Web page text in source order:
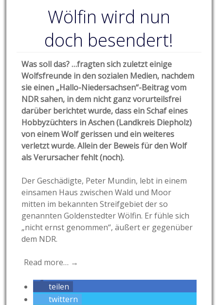
Wölfin wird nun
doch besendert!
Was soll das? …fragten sich zuletzt einige
Wolfsfreunde in den sozialen Medien, nachdem
sie einen „Hallo-Niedersachsen“-Beitrag vom
NDR sahen, in dem nicht ganz vorurteilsfrei
darüber berichtet wurde, dass ein Schaf eines
Hobbyzüchters in Aschen (Landkreis Diepholz)
von einem Wolf gerissen und ein weiteres
verletzt wurde. Allein der Beweis für den Wolf
als Verursacher fehlt (noch).
Der Geschädigte, Peter Mundin, lebt in einem
einsamen Haus zwischen Wald und Moor
mitten im bekannten Streifgebiet der so
genannten Goldenstedter Wölfin. Er fühle sich
„nicht ernst genommen“, äußert er gegenüber
dem NDR.
Read more… →
teilen
twittern